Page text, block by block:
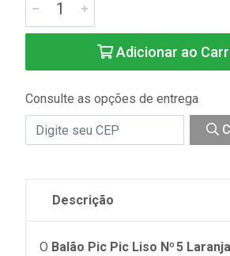
Adicionar ao
Consulte as opções de entrega
Descrição
O Balão Pic Pic Liso Nº 5 Laranja